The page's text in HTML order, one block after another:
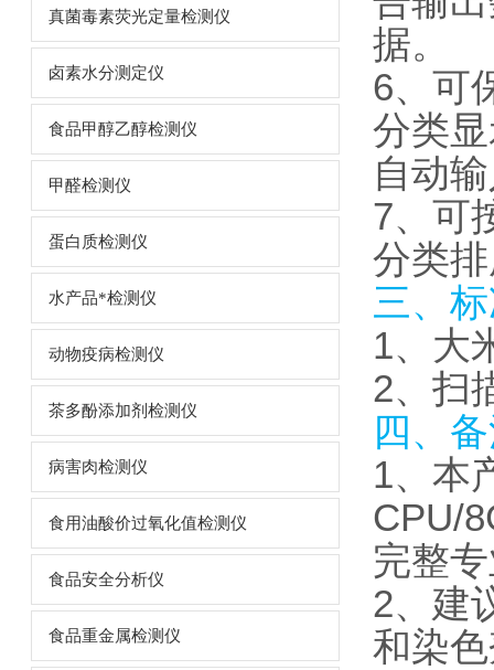
真菌毒素荧光定量检测仪
卤素水分测定仪
食品甲醇乙醇检测仪
甲醛检测仪
蛋白质检测仪
水产品*检测仪
动物疫病检测仪
茶多酚添加剂检测仪
病害肉检测仪
食用油酸价过氧化值检测仪
食品安全分析仪
食品重金属检测仪
据。
6、可
分类
自动
7、可
分类
三、
1、大
2、扫
四、
1、本
CPU/
完整
2、建
和染